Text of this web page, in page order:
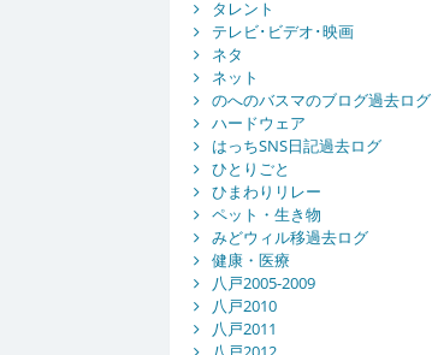
タレント
テレビ･ビデオ･映画
ネタ
ネット
のへのバスマのブログ過去ログ
ハードウェア
はっちSNS日記過去ログ
ひとりごと
ひまわりリレー
ペット・生き物
みどウィル移過去ログ
健康・医療
八戸2005-2009
八戸2010
八戸2011